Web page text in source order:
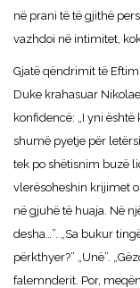
në prani të të gjithë
vazhdoi në intimitet,
Gjatë qëndrimit të
Duke krahasuar
konfidencë: „I yni është
shumë pyetje për
tek po shëtisnim buzë
vlerësoheshin krijimet
në gjuhë të huaja. Në
desha…”. „Sa bukur
përkthyer?” „Unë”.
falemnderit. Por,